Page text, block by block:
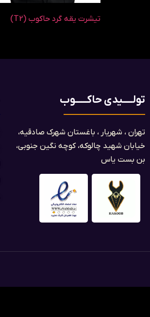
تیشرت یقه گرد حاکوب (T2)
تولـــــیدی حاکــــــوب
تهران ، شهریار ، باغستان شهرک صادقیه،
خیابان شهید چالوکه، کوچه نگین جنوبی،
بن بست یاس​